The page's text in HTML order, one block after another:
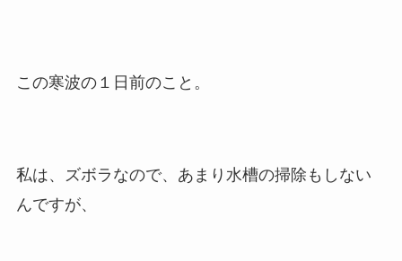
この寒波の１日前のこと。
私は、ズボラなので、あまり水槽の掃除もしない
んですが、